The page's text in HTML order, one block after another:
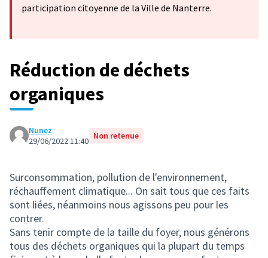
participation citoyenne de la Ville de Nanterre.
Réduction de déchets
organiques
Nunez
29/06/2022 11:40 Non retenue
Surconsommation, pollution de l'environnement,
réchauffement climatique... On sait tous que ces faits
sont liées, néanmoins nous agissons peu pour les
contrer.
Sans tenir compte de la taille du foyer, nous générons
tous des déchets organiques qui la plupart du temps